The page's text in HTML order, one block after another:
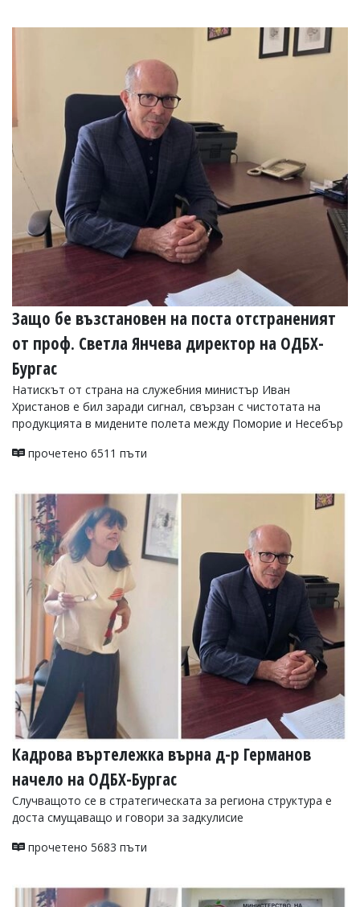
Защо бе възстановен на поста отстраненият
от проф. Светла Янчева директор на ОДБХ-
Бургас
Натискът от страна на служебния министър Иван
Христанов е бил заради сигнал, свързан с чистотата на
продукцията в мидените полета между Поморие и Несебър
прочетено 6511 пъти
Кадрова въртележка върна д-р Германов
начело на ОДБХ-Бургас
Случващото се в стратегическата за региона структура е
доста смущаващо и говори за задкулисие
прочетено 5683 пъти